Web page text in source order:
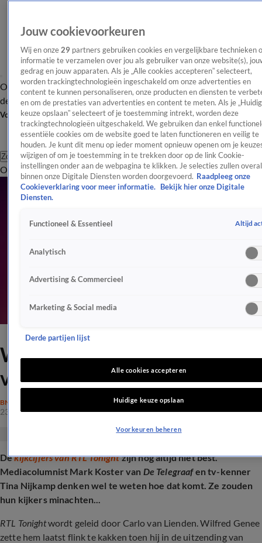
OverzichtAfleveringen Entertainment TV Algemeen
Tip
de redactieNieuwsbrief
Volg Shownieuws
Zoeken
OverzichtEntertainmentSpraakmakendRealityCrimeVideo's
Waarom RTL Tonight faalt
volgens experts: 'Idioot'
BN'ERS
23 sep 2025, 15:40
Dekijkcijfers van RTL Tonightzijn nog altijd niet best.
Mediacolumnist Mark Koster van De Telegraafen tv-kenner
Tina Nijkamp denken wel te weten hoe dat komt. Ze zouden
hun kijkers minachten...
RTL Tonightwordt geleid door Carlo van Lienden. Wilfred Genee
zette hem laatst flink te kakken toen hij in de uitzending van
Jouw cookievoorkeuren
Wij en onze 29 partners gebruiken cookies en vergelijkbare technieken
informatie te verzamelen over jou als gebruiker van onze website(s),
gedrag en jouw apparaten. Als je „Alle cookies accepteren” selecteert,
worden trackingtechnologieën ingeschakeld om onze advertenties en
content te kunnen personaliseren, onze producten en diensten te
en om de prestaties van advertenties en content te meten. Als je
keuze opslaan” selecteert of je toestemming intrekt, worden deze
trackingtechnologieën uitgeschakeld. We gebruiken dan enkel
essentiële cookies om de website goed te laten functioneren en veilig te
houden. Je kunt dit menu op ieder moment opnieuw openen om je
wijzigen of om je toestemming in te trekken door op de link Cookie-
instellingen onder aan de webpagina te klikken. Je selecties zullen overal
binnen onze Digitale Diensten worden doorgevoerd. Raadpleeg onze
Cookieverklaring voor meer informatie.
Bekijk hier onze Digitale
Diensten.
Functioneel & Essentieel Altijd
Analytisch
Advertising & Commercieel
Marketing & Social media
Derde partijen lijst
Alle cookies accepteren
Huidige keuze opslaan
Voorkeuren beheren